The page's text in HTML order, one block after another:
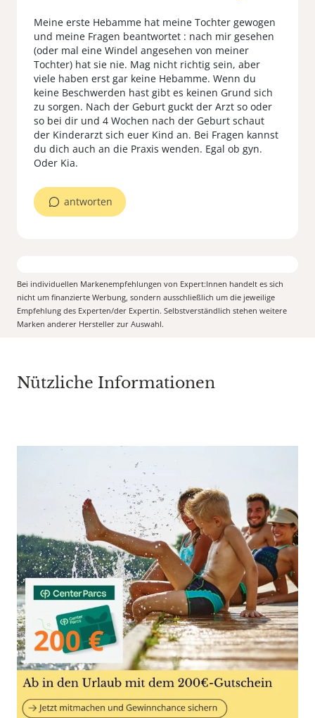
Meine erste Hebamme hat meine Tochter gewogen
und meine Fragen beantwortet : nach mir gesehen
(oder mal eine Windel angesehen von meiner
Tochter) hat sie nie. Mag nicht richtig sein, aber
viele haben erst gar keine Hebamme. Wenn du
keine Beschwerden hast gibt es keinen Grund sich
zu sorgen. Nach der Geburt guckt der Arzt so oder
so bei dir und 4 Wochen nach der Geburt schaut
der Kinderarzt sich euer Kind an. Bei Fragen kannst
du dich auch an die Praxis wenden. Egal ob gyn.
Oder Kia.
antworten
Bei individuellen Markenempfehlungen von Expert:Innen handelt es sich
nicht um finanzierte Werbung, sondern ausschließlich um die jeweilige
Empfehlung des Experten/der Expertin. Selbstverständlich stehen weitere
Marken anderer Hersteller zur Auswahl.
Nützliche Informationen